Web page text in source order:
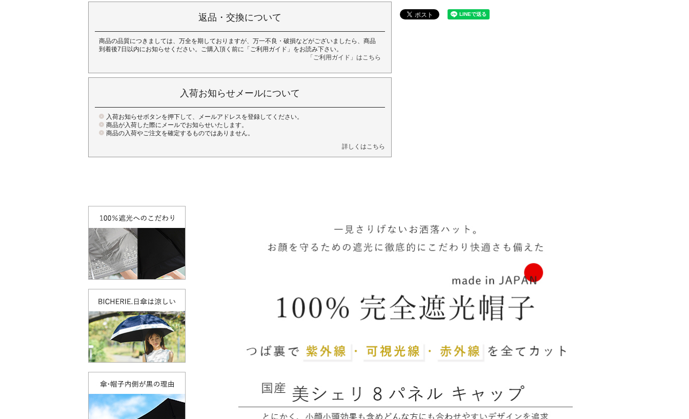
返品・交換について
商品の品質につきましては、万全を期しておりますが、万一不良・破損などがございましたら、商品
到着後7日以内にお知らせください。ご購入頂く前に「ご利用ガイド」をお読み下さい。
「ご利用ガイド」はこちら
入荷お知らせメールについて
入荷お知らせボタンを押下して、メールアドレスを登録してください。
商品が入荷した際にメールでお知らせいたします。
商品の入荷やご注文を確定するものではありません。
詳しくはこちら